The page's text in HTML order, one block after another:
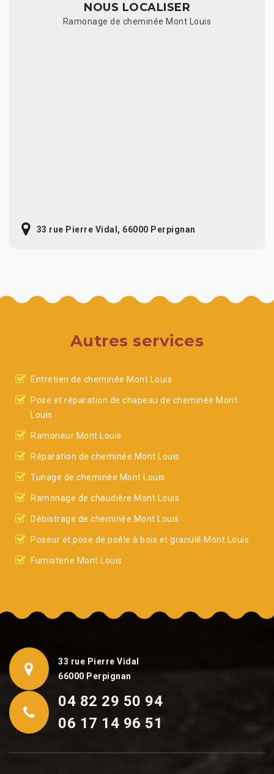
NOUS LOCALISER
Ramonage de cheminée Mont Louis
33 rue Pierre Vidal, 66000 Perpignan
Autres services
Entretien de cheminée Mont Louis
Pose et réparation de chapeau de cheminée Mont
Louis
Ramoneur Mont Louis
Réparation de cheminée Mont Louis
Tunage de cheminée Mont Louis
Ramonage de chaudière Mont Louis
Débistrage de cheminée Mont Louis
Poseur et pose de poêle à bois et granulé Mont Louis
Fumisterie Mont Louis
33 rue Pierre Vidal
66000 Perpignan
04 82 29 50 94
06 17 14 96 51